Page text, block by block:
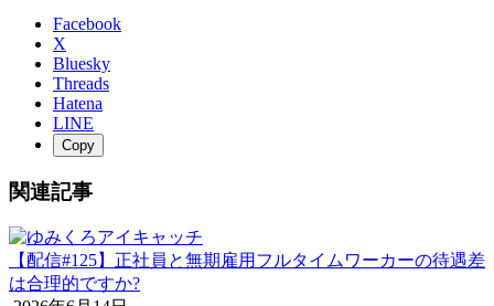
Facebook
X
Bluesky
Threads
Hatena
LINE
Copy
関連記事
【配信#125】正社員と無期雇用フルタイムワーカーの待遇差
は合理的ですか?